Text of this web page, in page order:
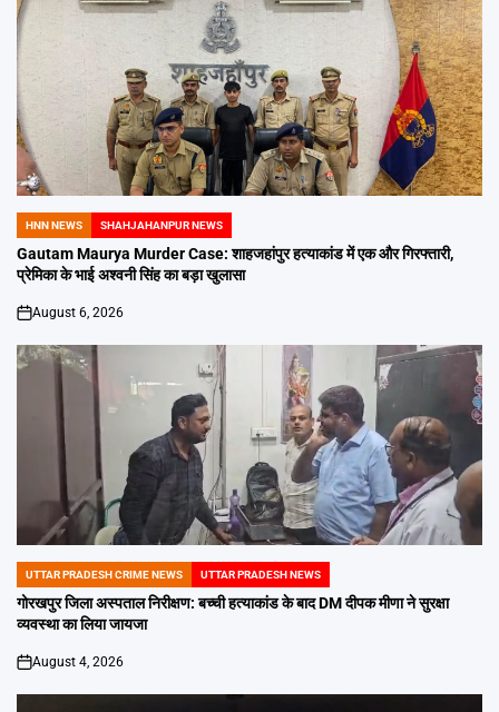
POSTED
IN
HNN NEWS SHAHJAHANPUR NEWS
Gautam Maurya Murder Case: शाहजहांपुर हत्याकांड में एक और गिरफ्तारी,
प्रेमिका के भाई अश्वनी सिंह का बड़ा खुलासा
on
August 6, 2026
POSTED
IN
UTTAR PRADESH CRIME NEWS UTTAR PRADESH NEWS
गोरखपुर जिला अस्पताल निरीक्षण: बच्ची हत्याकांड के बाद DM दीपक मीणा ने सुरक्षा
व्यवस्था का लिया जायजा
on
August 4, 2026